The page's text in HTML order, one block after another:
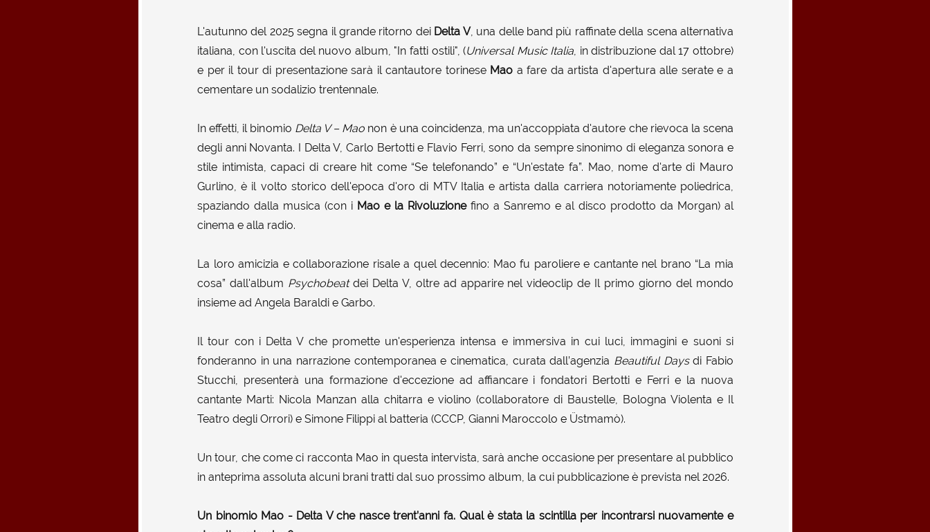
L'autunno del 2025 segna il grande ritorno dei Delta V, una delle band più raffinate della scena alternativa
italiana, con l'uscita del nuovo album, "In fatti ostili", (Universal Music Italia, in distribuzione dal 17 ottobre)
e per il tour di presentazione sarà il cantautore torinese Mao a fare da artista d'apertura alle serate e a
cementare un sodalizio trentennale.
In effetti, il binomio Delta V – Mao non è una coincidenza, ma un'accoppiata d'autore che rievoca la scena
degli anni Novanta. I Delta V, Carlo Bertotti e Flavio Ferri, sono da sempre sinonimo di eleganza sonora e
stile intimista, capaci di creare hit come “Se telefonando” e “Un'estate fa”. Mao, nome d'arte di Mauro
Gurlino, è il volto storico dell'epoca d'oro di MTV Italia e artista dalla carriera notoriamente poliedrica,
spaziando dalla musica (con i Mao e la Rivoluzionefino a Sanremo e al disco prodotto da Morgan) al
cinema e alla radio.
La loro amicizia e collaborazione risale a quel decennio: Mao fu paroliere e cantante nel brano “La mia
cosa” dall'album Psychobeatdei Delta V, oltre ad apparire nel videoclip de Il primo giorno del mondo
insieme ad Angela Baraldi e Garbo.
Il tour con i Delta V che promette un'esperienza intensa e immersiva in cui luci, immagini e suoni si
fonderanno in una narrazione contemporanea e cinematica, curata dall’agenzia Beautiful Daysdi Fabio
Stucchi, presenterà una formazione d'eccezione ad affiancare i fondatori Bertotti e Ferri e la nuova
cantante Marti: Nicola Manzan alla chitarra e violino (collaboratore di Baustelle, Bologna Violenta e Il
Teatro degli Orrori) e Simone Filippi al batteria (CCCP, Gianni Maroccolo e Üstmamò).
Un tour, che come ci racconta Mao in questa intervista, sarà anche occasione per presentare al pubblico
in anteprima assoluta alcuni brani tratti dal suo prossimo album, la cui pubblicazione è prevista nel 2026.
Un binomio Mao - Delta V che nasce trent’anni fa. Qual è stata la scintilla per incontrarsi nuovamente e